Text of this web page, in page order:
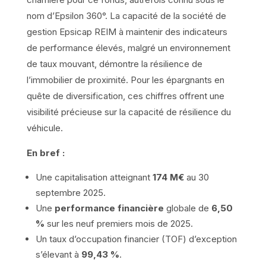
nom d’Epsilon 360°. La capacité de la société de
gestion Epsicap REIM à maintenir des indicateurs
de performance élevés, malgré un environnement
de taux mouvant, démontre la résilience de
l’immobilier de proximité. Pour les épargnants en
quête de diversification, ces chiffres offrent une
visibilité précieuse sur la capacité de résilience du
véhicule.
En bref :
Une capitalisation atteignant 174 M€au 30
septembre 2025.
Une performance financière globale de 6,50
% sur les neuf premiers mois de 2025.
Un taux d’occupation financier (TOF) d’exception
s’élevant à 99,43 %.